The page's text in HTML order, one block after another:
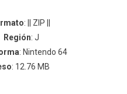
: || ZIP ||
Región: J
: Nintendo 64
: 12.76 MB